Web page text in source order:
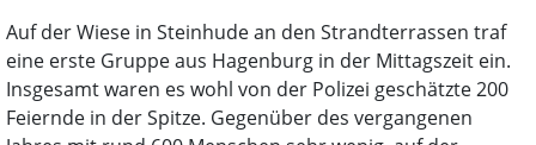
Auf der Wiese in Steinhude an den Strandterrassen traf
eine erste Gruppe aus Hagenburg in der Mittagszeit ein.
Insgesamt waren es wohl von der Polizei geschätzte 200
Feiernde in der Spitze. Gegenüber des vergangenen